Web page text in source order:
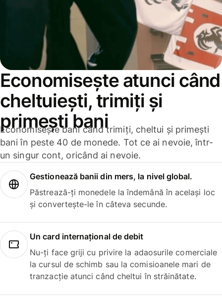
Economisește atunci când
cheltuiești, trimiți și
primești bani
Economisește bani când trimiți, cheltui și primești
bani în peste 40 de monede. Tot ce ai nevoie, într-
un singur cont, oricând ai nevoie.
Gestionează banii din mers, la nivel global.
Păstrează-ți monedele la îndemână în același loc
și convertește-le în câteva secunde.
Un card internațional de debit
Nu-ți face griji cu privire la adaosurile comerciale
la cursul de schimb sau la comisioanele mari de
tranzacție atunci când cheltui în străinătate.